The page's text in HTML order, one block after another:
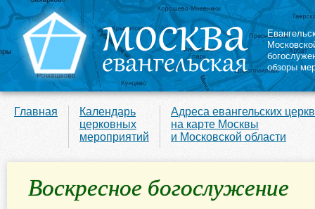
обзоры
Главная
Календарь
церковных
мероприятий
Адреса евангельских
на карте Москвы
и Московской области
Воскресное богослужение